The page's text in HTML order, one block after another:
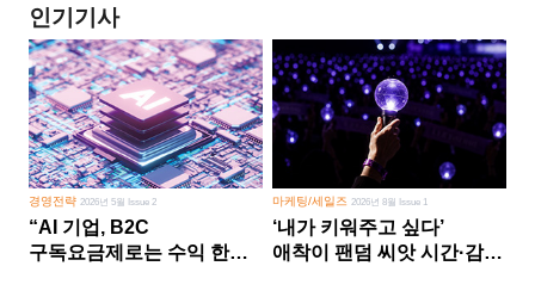
인기기사
경영전략 2026년 5월 Issue 2
“AI 기업, B2C
구독요금제로는 수익 한계
마케팅/세일즈 2026년 8월 Issue 1
‘내가 키워주고 싶다’
애착이 팬덤 씨앗 시간·감정